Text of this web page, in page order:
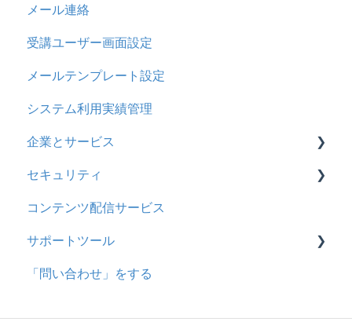
助成金
リンクメッセージスレッド
メール連絡
受講ユーザー画面設定
メールテンプレート設定
システム利用実績管理
企業とサービス
用語の定義
企業について
統合ユーザーについて
サービスについて
セキュリティ
シングルサインオン設定
証明書認証
MFA(多要素認証)
コンテンツ配信サービス
サポートツール
基本操作
「問い合わせ」をする